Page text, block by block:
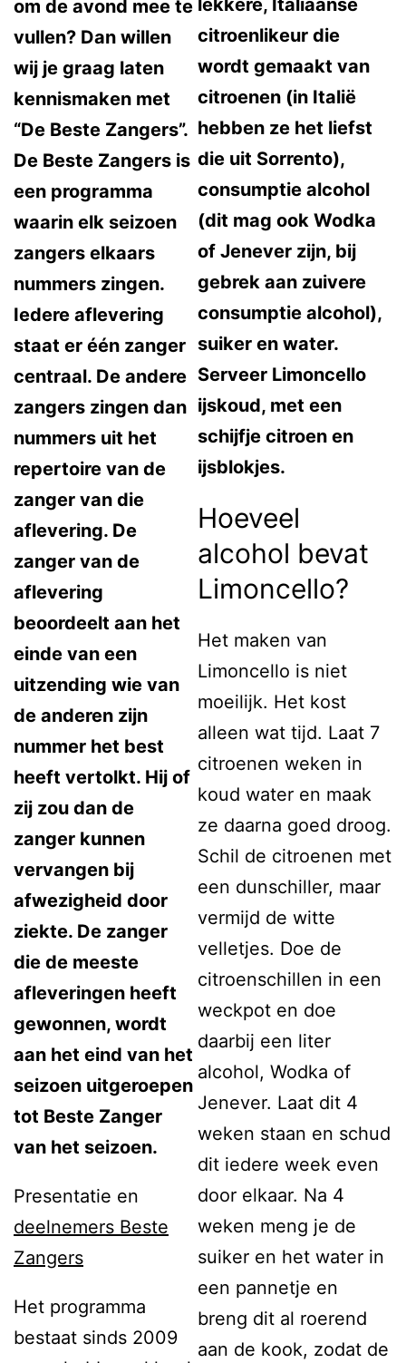
om de avond mee te
vullen? Dan willen
wij je graag laten
kennismaken met
“De Beste Zangers”.
De Beste Zangers is
een programma
waarin elk seizoen
zangers elkaars
nummers zingen.
Iedere aflevering
staat er één zanger
centraal. De andere
zangers zingen dan
nummers uit het
repertoire van de
zanger van die
aflevering. De
zanger van de
aflevering
beoordeelt aan het
einde van een
uitzending wie van
de anderen zijn
nummer het best
heeft vertolkt. Hij of
zij zou dan de
zanger kunnen
vervangen bij
afwezigheid door
ziekte. De zanger
die de meeste
afleveringen heeft
gewonnen, wordt
aan het eind van het
seizoen uitgeroepen
tot Beste Zanger
van het seizoen.
Presentatie en
deelnemers Beste
Zangers
Het programma
bestaat sinds 2009
lekkere, Italiaanse
citroenlikeur die
wordt gemaakt van
citroenen (in Italië
hebben ze het liefst
die uit Sorrento),
consumptie alcohol
(dit mag ook Wodka
of Jenever zijn, bij
gebrek aan zuivere
consumptie alcohol),
suiker en water.
Serveer Limoncello
ijskoud, met een
schijfje citroen en
ijsblokjes.
Hoeveel
alcohol bevat
Limoncello?
Het maken van
Limoncello is niet
moeilijk. Het kost
alleen wat tijd. Laat 7
citroenen weken in
koud water en maak
ze daarna goed droog.
Schil de citroenen met
een dunschiller, maar
vermijd de witte
velletjes. Doe de
citroenschillen in een
weckpot en doe
daarbij een liter
alcohol, Wodka of
Jenever. Laat dit 4
weken staan en schud
dit iedere week even
door elkaar. Na 4
weken meng je de
suiker en het water in
een pannetje en
breng dit al roerend
aan de kook, zodat de